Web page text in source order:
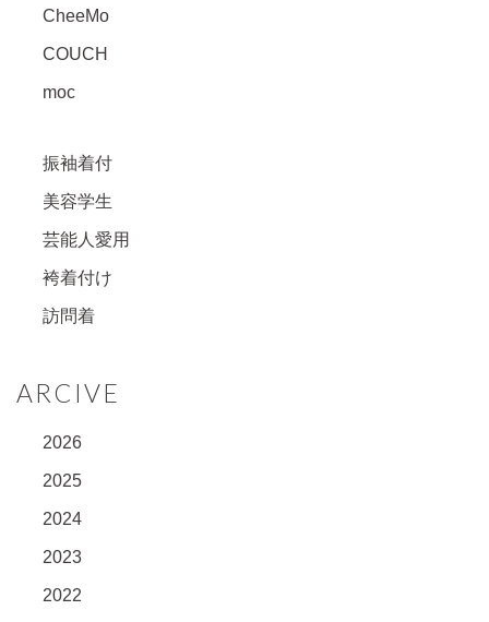
CheeMo
COUCH
moc
振袖着付
美容学生
芸能人愛用
袴着付け
訪問着
ARCIVE
2026
2025
2024
2023
2022